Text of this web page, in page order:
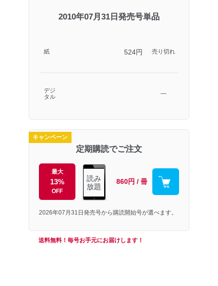
2010年07月31日発売号単品
紙 524円 売り切れ
デジ
タル
―
キャンペーン
定期購読でご注文
最大
13%
OFF
読み
放題
860円 / 冊
2026年07月31日発売号から購読開始号が選べます。
送料無料！毎号お手元にお届けします！